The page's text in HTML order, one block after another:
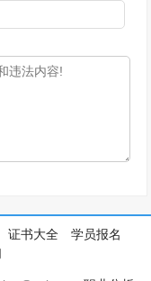
证书大全
学员报名